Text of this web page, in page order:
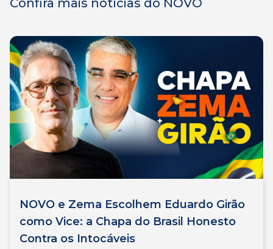
Confira mais notícias do NOVO
NOVO e Zema Escolhem Eduardo Girão
como Vice: a Chapa do Brasil Honesto
Contra os Intocáveis